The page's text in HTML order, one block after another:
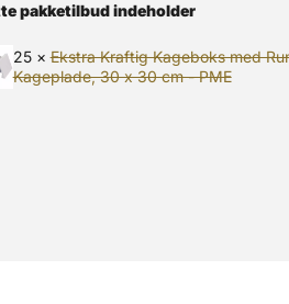
pakketilbud indeholder
25 ×Ekstra Kraftig Kageboks med
Kageplade, 30 x 30 cm - PME